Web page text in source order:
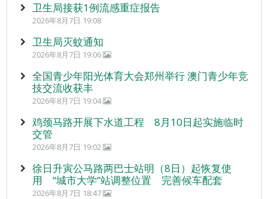
卫生局接获1例流感重症报告
2026年8月7日 19:08
卫生局灭蚊通知
2026年8月7日 19:06
全国青少年阳光体育大会郑州举行 澳门青少年竞
技交流收获丰
2026年8月7日 19:04
鸡颈马路开展下水道工程 8月10日起实施临时
交管
2026年8月7日 19:02
徐日升寅公马路两巴士站明（8日）起恢复使
用 “城市大学”站调整位置 完善候车配套
2026年8月7日 18:47